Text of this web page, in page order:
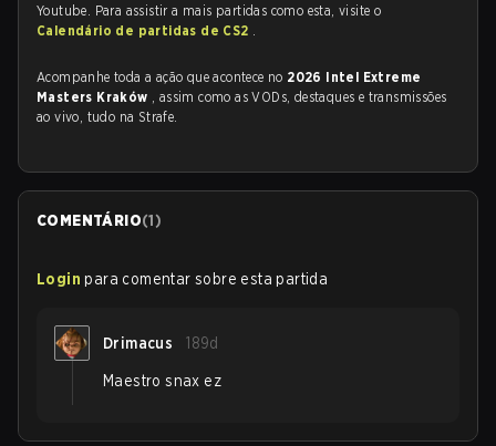
Youtube. Para assistir a mais partidas como esta, visite o
Calendário de partidas de CS2 .
Acompanhe toda a ação que acontece no 2026 Intel Extreme
Masters Kraków , assim como as VODs, destaques e transmissões
ao vivo, tudo na Strafe.
COMENTÁRIO(1)
Login para comentar sobre esta partida
Drimacus 189d
Maestro snax ez